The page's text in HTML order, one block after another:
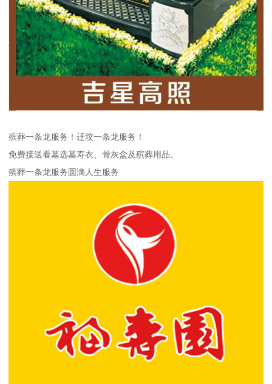
殡葬一条龙服务！迁坟一条龙服务！
免费接送看墓选墓寿衣、骨灰盒及殡葬用品。
殡葬一条龙服务圆满人生服务